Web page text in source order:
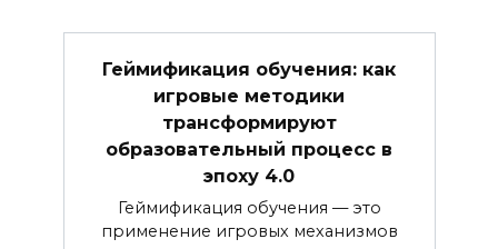
Геймификация обучения: как
игровые методики
трансформируют
образовательный процесс в
эпоху 4.0
Геймификация обучения — это
применение игровых механизмов